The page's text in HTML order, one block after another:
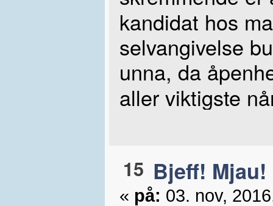
kandidat hos
selvangivelse
unna, da
aller viktigste
15 Bjeff! Mjau!
« på: 03. nov,